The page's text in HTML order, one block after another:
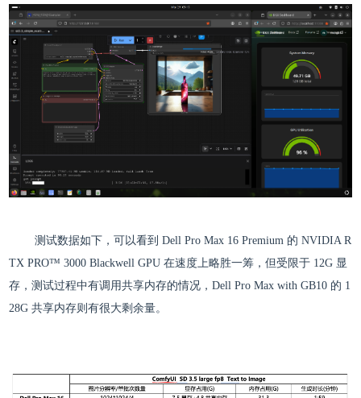
测试数据如下，可以看到 Dell Pro Max 16 Premium 的 NVIDIA R
TX PRO™ 3000 Blackwell GPU 在速度上略胜一筹，但受限于 12G 显
存，测试过程中有调用共享内存的情况，Dell Pro Max with GB10 的 1
28G 共享内存则有很大剩余量。